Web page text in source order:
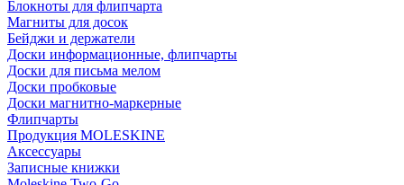
Блокноты для флипчарта
Магниты для досок
Бейджи и держатели
Доски информационные, флипчарты
Доски для письма мелом
Доски пробковые
Доски магнитно-маркерные
Флипчарты
Продукция MOLESKINE
Аксессуары
Записные книжки